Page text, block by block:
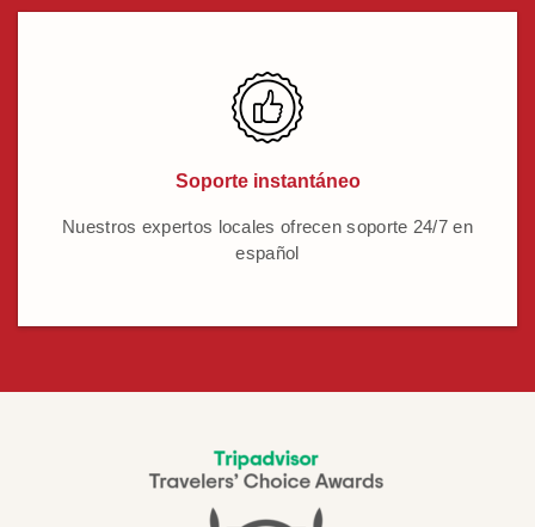
Soporte instantáneo
Nuestros expertos locales ofrecen soporte 24/7 en
español